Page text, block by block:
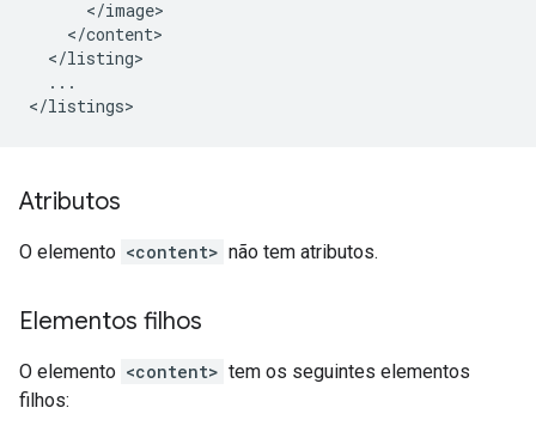
...
Atributos
O elemento <content> não tem atributos.
Elementos filhos
O elemento <content> tem os seguintes elementos
filhos: